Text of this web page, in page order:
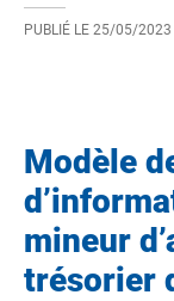
PUBLIÉ LE 25/05/2023
Modèle
mineur
trésorier